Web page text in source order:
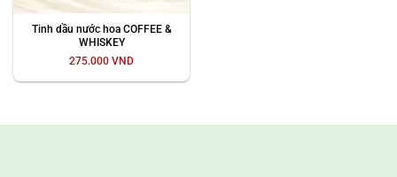
Tinh dầu nước hoa COFFEE &
WHISKEY
275.000 VND